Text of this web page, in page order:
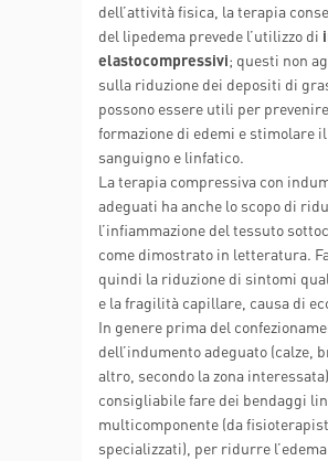
dell’attività fisica, la terapia
del lipedema prevede l’utilizzo di
elastocompressivi; questi non
sulla riduzione dei depositi di
possono essere utili per
formazione di edemi e stimolare
sanguigno e linfatico.
La terapia compressiva con
adeguati ha anche lo scopo di
l’infiammazione del tessuto
come dimostrato in letteratura.
quindi la riduzione di sintomi
e la fragilità capillare, causa di
In genere prima del
dell’indumento adeguato (calze,
altro, secondo la zona
consigliabile fare dei bendaggi
multicomponente (da
specializzati), per ridurre l’edema